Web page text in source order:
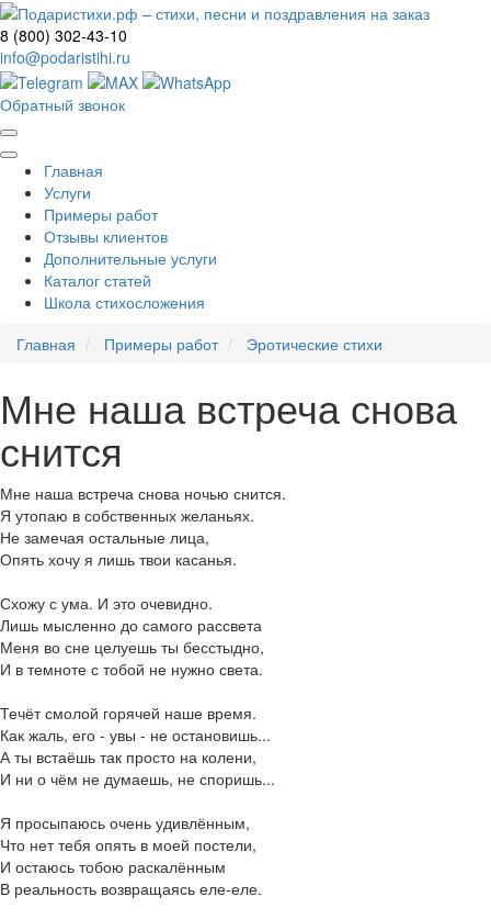
8 (800) 302-43-10
info@podaristihi.ru
Обратный звонок
Главная
Услуги
Примеры работ
Отзывы клиентов
Дополнительные услуги
Каталог статей
Школа стихосложения
Главная
Примеры работ Эротические стихи
Мне наша встреча снова
снится
Мне наша встреча снова ночью снится.
Я утопаю в собственных желаньях.
Не замечая остальные лица,
Опять хочу я лишь твои касанья.
Схожу с ума. И это очевидно.
Лишь мысленно до самого рассвета
Меня во сне целуешь ты бесстыдно,
И в темноте с тобой не нужно света.
Течёт смолой горячей наше время.
Как жаль, его - увы - не остановишь...
А ты встаёшь так просто на колени,
И ни о чём не думаешь, не споришь...
Я просыпаюсь очень удивлённым,
Что нет тебя опять в моей постели,
И остаюсь тобою раскалённым
В реальность возвращаясь еле-еле.